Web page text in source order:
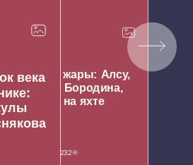
века от жары: Алсу,
Бородина,
Орлова на яхте
232